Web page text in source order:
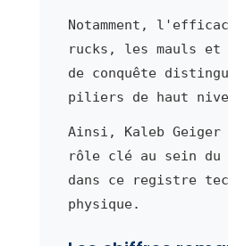
Notamment,
rucks, les mauls et
de conquête
piliers de haut
Ainsi, Kaleb Geiger
rôle clé au sein
dans ce registre
physique.